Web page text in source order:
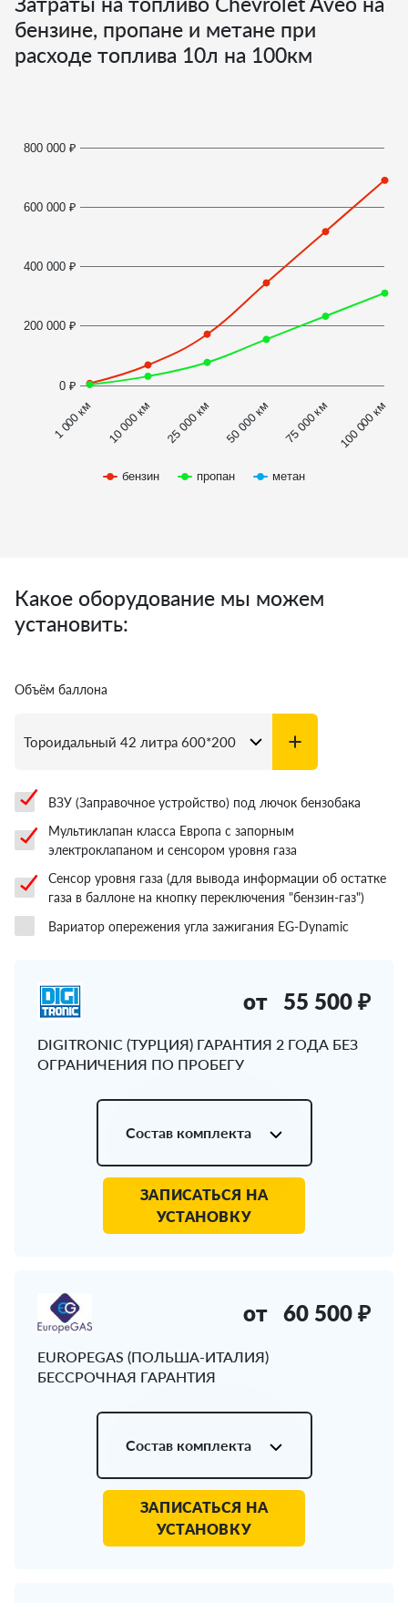
бензине, пропане и метане при
расходе топлива 10л на 100км
бензин пропан метан
1 000 км 10 000 км 25 000 км 50 000 км 75 000 км 100 000 км
0 ₽
200 000 ₽
400 000 ₽
600 000 ₽
800 000 ₽
Какое оборудование мы можем
установить:
Объём баллона
ВЗУ (Заправочное устройство) под лючок бензобака
Мультиклапан класса Европа с запорным
электроклапаном и сенсором уровня газа
Сенсор уровня газа (для вывода информации об остатке
газа в баллоне на кнопку переключения "бензин-газ")
Вариатор опережения угла зажигания EG-Dynamic
DIGITRONIC (ТУРЦИЯ) ГАРАНТИЯ 2 ГОДА БЕЗ
ОГРАНИЧЕНИЯ ПО ПРОБЕГУ
от 55 500 ₽
Состав комплекта
ЗАПИСАТЬСЯ НА
УСТАНОВКУ
EUROPEGAS (ПОЛЬША-ИТАЛИЯ)
БЕССРОЧНАЯ ГАРАНТИЯ
от 60 500 ₽
Состав комплекта
ЗАПИСАТЬСЯ НА
УСТАНОВКУ